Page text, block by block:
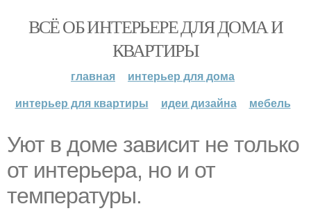
ВСЁ ОБ ИНТЕРЬЕРЕ ДЛЯ ДОМА И
КВАРТИРЫ
главная
интерьер для дома
интерьер для квартиры
идеи дизайна мебель
Уют в доме зависит не только
от интерьера, но и от
температуры.